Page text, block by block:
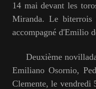
14 mai devant les
Miranda. Le
accompagné d'Emilio
Deuxième novillada
Emiliano Osornio,
Clemente, le vendredi